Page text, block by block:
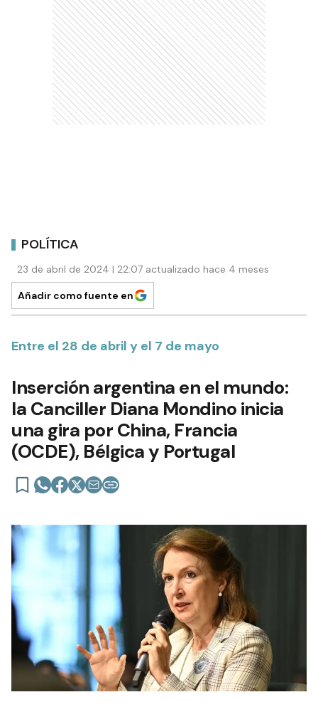
POLÍTICA
23 de abril de 2024 | 22:07 actualizado hace 4 meses
Añadir como fuente en
Entre el 28 de abril y el 7 de mayo
Inserción argentina en el mundo:
la Canciller Diana Mondino inicia
una gira por China, Francia
(OCDE), Bélgica y Portugal